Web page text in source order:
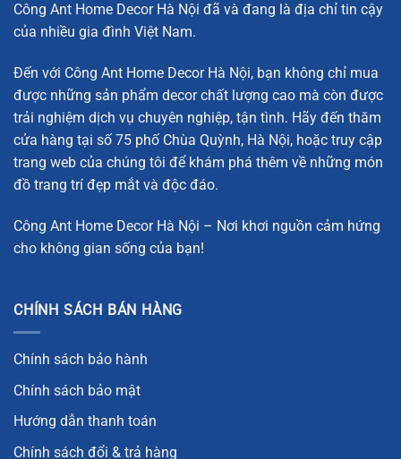
Công Ant Home Decor Hà Nội đã và đang là địa chỉ tin cậy
của nhiều gia đình Việt Nam.
Đến với Công Ant Home Decor Hà Nội, bạn không chỉ mua
được những sản phẩm decor chất lượng cao mà còn được
trải nghiệm dịch vụ chuyên nghiệp, tận tình. Hãy đến thăm
cửa hàng tại số 75 phố Chùa Quỳnh, Hà Nội, hoặc truy cập
trang web của chúng tôi để khám phá thêm về những món
đồ trang trí đẹp mắt và độc đáo.
Công Ant Home Decor Hà Nội – Nơi khơi nguồn cảm hứng
cho không gian sống của bạn!
CHÍNH SÁCH BÁN HÀNG
Chính sách bảo hành
Chính sách bảo mật
Hướng dẫn thanh toán
Chính sách đổi & trả hàng